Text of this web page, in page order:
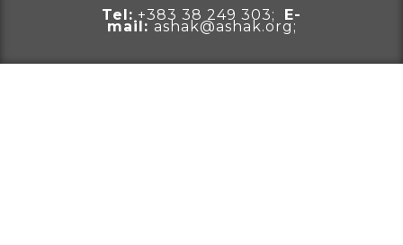
Tel: +383 38 249 303; E-
mail: ashak@ashak.org;